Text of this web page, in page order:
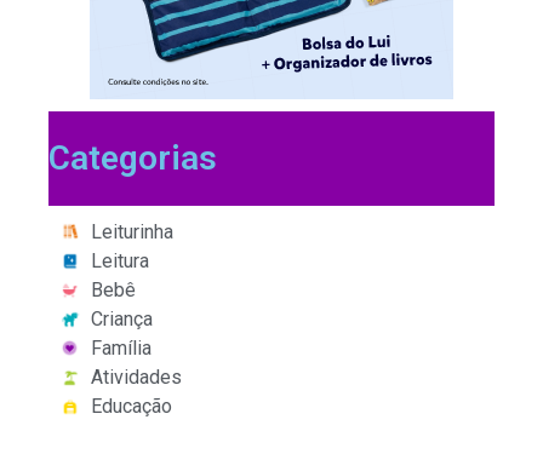
Categorias
Leiturinha
Leitura
Bebê
Criança
Família
Atividades
Educação